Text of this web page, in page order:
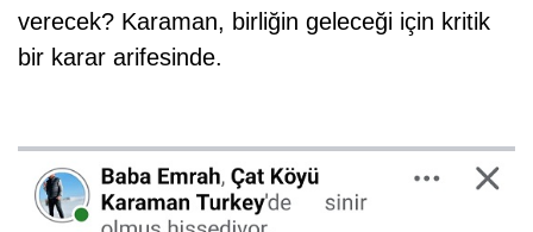
verecek? Karaman, birliğin geleceği için kritik
bir karar arifesinde.